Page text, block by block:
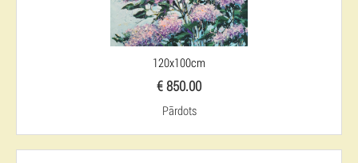
120x100cm
€ 850.00
Pārdots